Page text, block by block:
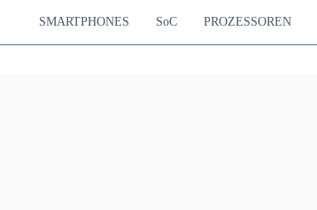
SMARTPHONES SoC PROZESSOREN